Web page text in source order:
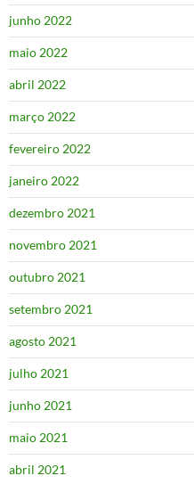
junho 2022
maio 2022
abril 2022
março 2022
fevereiro 2022
janeiro 2022
dezembro 2021
novembro 2021
outubro 2021
setembro 2021
agosto 2021
julho 2021
junho 2021
maio 2021
abril 2021